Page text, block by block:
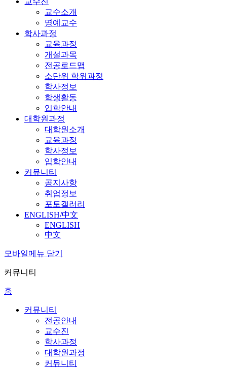
교수소개
명예교수
학사과정
교육과정
개설과목
전공로드맵
소단위 학위과정
학사정보
학생활동
입학안내
대학원과정
대학원소개
교육과정
학사정보
입학안내
커뮤니티
공지사항
취업정보
포토갤러리
ENGLISH/中文
ENGLISH
中文
모바일메뉴 닫기
커뮤니티
홈
커뮤니티
전공안내
교수진
학사과정
대학원과정
커뮤니티